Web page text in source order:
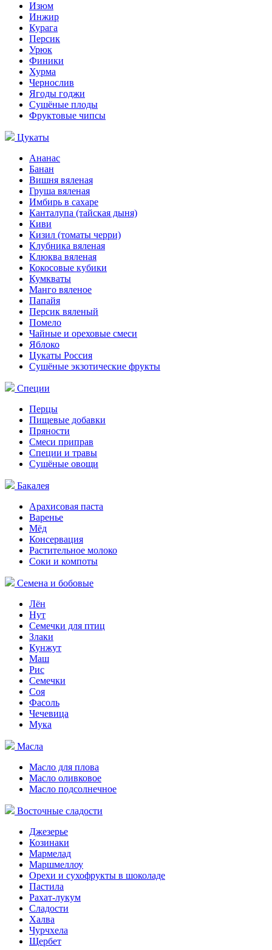
Изюм
Инжир
Курага
Персик
Урюк
Финики
Хурма
Чернослив
Ягоды годжи
Сушёные плоды
Фруктовые чипсы
Цукаты
Ананас
Банан
Вишня вяленая
Груша вяленая
Имбирь в сахаре
Канталупа (тайская дыня)
Киви
Кизил (томаты черри)
Клубника вяленая
Клюква вяленая
Кокосовые кубики
Кумкваты
Манго вяленое
Папайя
Персик вяленый
Помело
Чайные и ореховые смеси
Яблоко
Цукаты Россия
Сушёные экзотические фрукты
Специи
Перцы
Пищевые добавки
Пряности
Смеси приправ
Специи и травы
Сушёные овощи
Бакалея
Арахисовая паста
Варенье
Мёд
Консервация
Растительное молоко
Соки и компоты
Семена и бобовые
Лён
Нут
Семечки для птиц
Злаки
Кунжут
Маш
Рис
Семечки
Соя
Фасоль
Чечевица
Мука
Масла
Масло для плова
Масло оливковое
Масло подсолнечное
Восточные сладости
Джезерье
Козинаки
Мармелад
Маршмеллоу
Орехи и сухофрукты в шоколаде
Пастила
Рахат-лукум
Сладости
Халва
Чурчхела
Щербет